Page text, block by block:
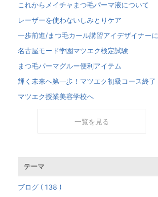
これからメイチャまつ毛パーマ液について
レーザーを使わないしみとりケア
一歩前進/まつ毛カール講習アイデザイナーに
名古屋モード学園マツエク検定試験
まつ毛パーマグルー便利アイテム
輝く未来へ第一歩！マツエク初級コース終了
マツエク授業美容学校へ
一覧を見る
テーマ
ブログ ( 138 )